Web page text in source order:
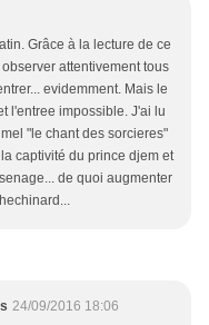
Grâce à la lecture de ce
attentivement tous
evidemment. Mais le
l'entree impossible. J'ai lu
"le chant des sorcieres"
captivité du prince djem et
de quoi augmenter
24/09/2016 18:06